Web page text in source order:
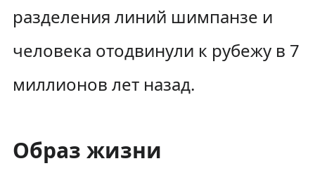
разделения линий шимпанзе и
человека отодвинули к рубежу в 7
миллионов лет назад.
Образ жизни